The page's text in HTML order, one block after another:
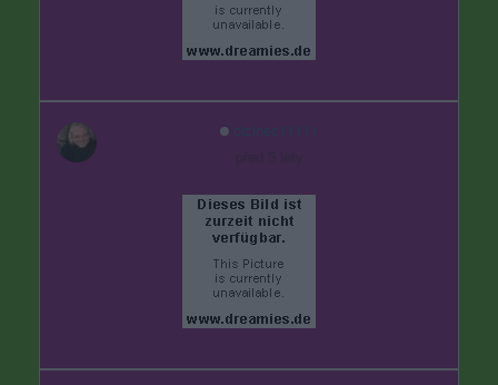
cizinec11111